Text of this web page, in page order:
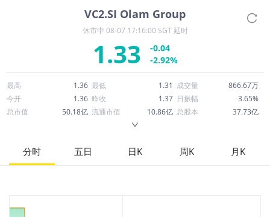
VC2.SI Olam Group
休市中 08-07 17:16:00 SGT 延时
1.33
-0.04
-2.92%
最高 1.36 最低 1.31 成交量
866.67万
今开
1.36 昨收 1.37 日振幅
3.65%
总市值
50.18亿 流通市值 10.86亿 总股本
37.73亿
52周最高
1.46 市盈率
12.34
股息
分时 五日 日K 周K 月K